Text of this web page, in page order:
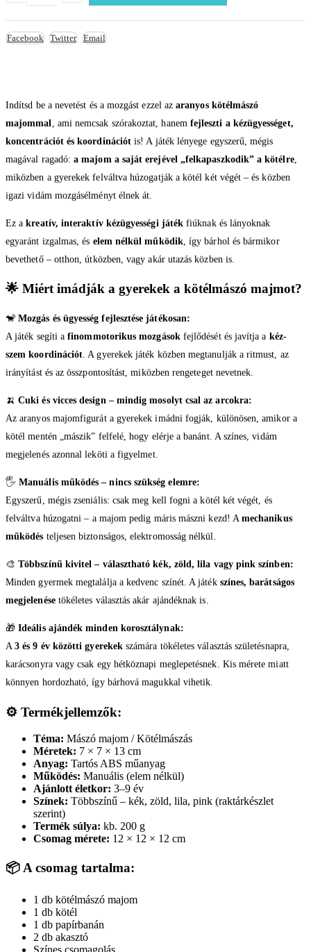
Facebook Twitter Email
Indítsd be a nevetést és a mozgást ezzel azaranyos kötélmászó
majommal
, ami nemcsak szórakoztat, hanem fejleszti a kézügyességet,
koncentrációt és koordinációt is! A játék lényege egyszerű, mégis
magával ragadó:a majom a saját erejével „felkapaszkodik” a kötélre,
miközben a gyerekek felváltva húzogatják a kötél két végét – és közben
igazi vidám mozgásélményt élnek át.
Ez akreatív, interaktív kézügyességi játék fiúknak és lányoknak
egyaránt izgalmas, és elem nélkül működik, így bárhol és bármikor
bevethető – otthon, útközben, vagy akár utazás közben is.
🌟 Miért imádják a gyerekek a kötélmászó majmot?
🐒Mozgás és ügyesség fejlesztése játékosan:
A játék segíti afinommotorikus mozgásokfejlődését és javítja a kéz-
szem koordinációt . A gyerekek játék közben megtanulják a ritmust, az
irányítást és az összpontosítást, miközben rengeteget nevetnek.
🍌Cuki és vicces design – mindig mosolyt csal az arcokra:
Az aranyos majomfigurát a gyerekek imádni fogják, különösen, amikor a
kötél mentén „mászik” felfelé, hogy elérje a banánt. A színes, vidám
megjelenés azonnal leköti a figyelmet.
🖐️Manuális működés – nincs szükség elemre:
Egyszerű, mégis zseniális: csak meg kell fogni a kötél két végét, és
felváltva húzogatni – a majom pedig máris mászni kezd! A mechanikus
működés teljesen biztonságos, elektromosság nélkül.
🎨Többszínű kivitel – választható kék, zöld, lila vagy pink színben:
Minden gyermek megtalálja a kedvenc színét. A játék színes, barátságos
megjelenésetökéletes választás akár ajándéknak is.
🎁Ideális ajándék minden korosztálynak:
A3 és 9 év közötti gyerekekszámára tökéletes választás születésnapra,
karácsonyra vagy csak egy hétköznapi meglepetésnek. Kis mérete miatt
könnyen hordozható, így bárhová magukkal vihetik.
⚙️ Termékjellemzők:
Téma: Mászó majom / Kötélmászás
Méretek: 7 × 7 × 13 cm
Anyag: Tartós ABS műanyag
Működés: Manuális (elem nélkül)
Ajánlott életkor: 3–9 év
Színek: Többszínű – kék, zöld, lila, pink (raktárkészlet
szerint)
Termék súlya: kb. 200 g
Csomag mérete: 12 × 12 × 12 cm
📦 A csomag tartalma:
1 db kötélmászó majom
1 db kötél
1 db papírbanán
2 db akasztó
Színes csomagolás